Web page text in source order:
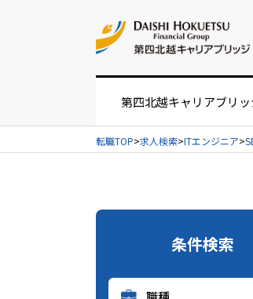
第四北越キャリアブリッ
お仕事紹介の流れ
経営者・人事担当者様へ
転職TOP 求人検索 ITエンジニア
条件検索